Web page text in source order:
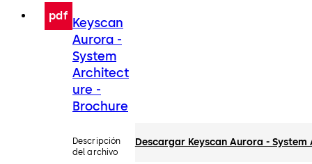
pdf Keyscan
Aurora -
System
Architect
ure -
Brochure
Descripción
del archivo
Descargar Keyscan Aurora -